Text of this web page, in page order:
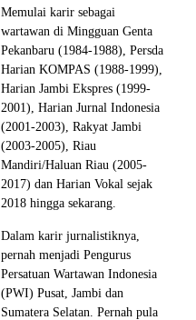
Memulai karir sebagai
wartawan di Mingguan Genta
Pekanbaru (1984-1988), Persda
Harian KOMPAS (1988-1999),
Harian Jambi Ekspres (1999-
2001), Harian Jurnal Indonesia
(2001-2003), Rakyat Jambi
(2003-2005), Riau
Mandiri/Haluan Riau (2005-
2017) dan Harian Vokal sejak
2018 hingga sekarang.
Dalam karir jurnalistiknya,
pernah menjadi Pengurus
Persatuan Wartawan Indonesia
(PWI) Pusat, Jambi dan
Sumatera Selatan. Pernah pula